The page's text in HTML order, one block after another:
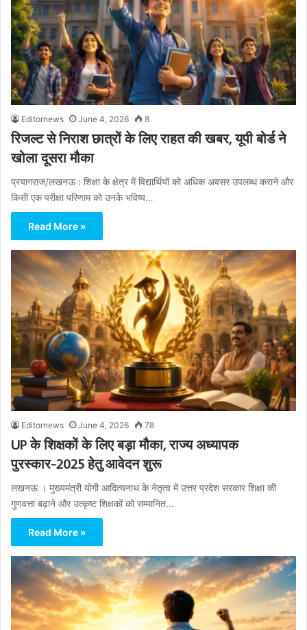
Editornews June 4, 2026 8
रिजल्ट से निराश छात्रों के लिए राहत की खबर, यूपी बोर्ड ने
खोला दूसरा मौका
प्रयागराज/लखनऊ : शिक्षा के क्षेत्र में विद्यार्थियों को अधिक अवसर उपलब्ध कराने और
किसी एक परीक्षा परिणाम को उनके भविष्य…
Read More »
Editornews June 4, 2026 78
UP के शिक्षकों के लिए बड़ा मौका, राज्य अध्यापक
पुरस्कार-2025 हेतु आवेदन शुरू
लखनऊ । मुख्यमंत्री योगी आदित्यनाथ के नेतृत्व में उत्तर प्रदेश सरकार शिक्षा की
गुणवत्ता बढ़ाने और उत्कृष्ट शिक्षकों को सम्मानित…
Read More »